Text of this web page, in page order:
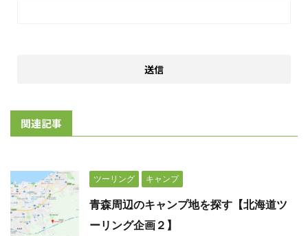
関連記事
ツーリング キャンプ
青森周辺のキャンプ地を探す【北海道ツ
ーリング企画２】